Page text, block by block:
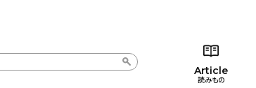
Article
読みもの